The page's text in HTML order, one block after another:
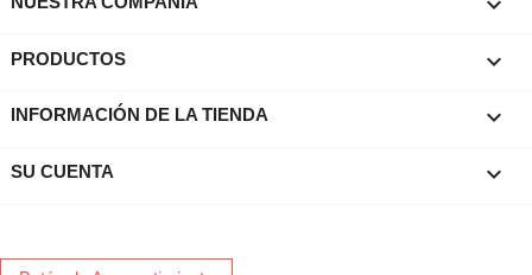
PRODUCTOS 
INFORMACIÓN DE LA TIENDA keyboard_arrow_down
SU CUENTA 